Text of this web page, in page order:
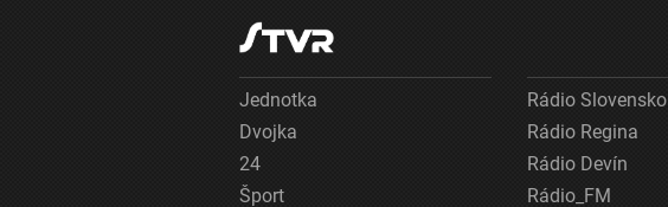
Jednotka
Dvojka
24
Šport
Rádio Slovensko
Rádio Regina
Rádio Devín
Rádio_FM